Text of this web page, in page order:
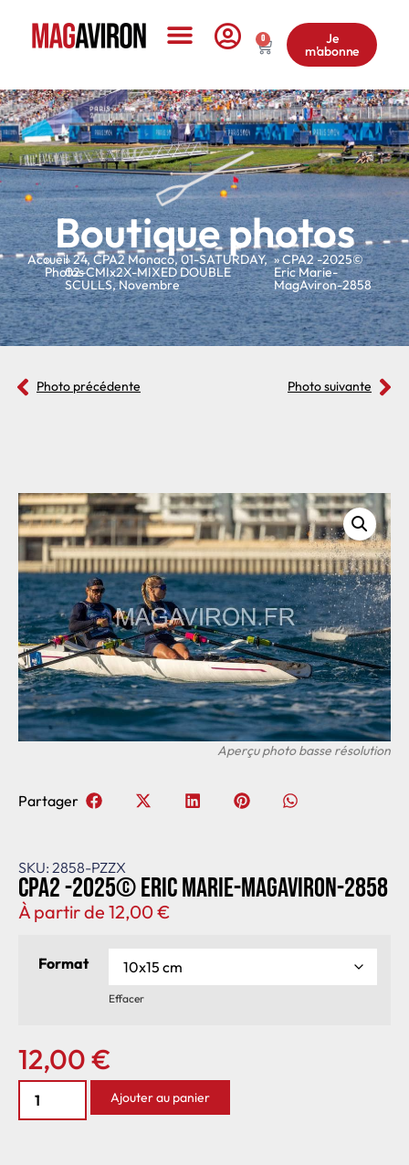
0 Je
m'abonne
Boutique photos
Accueil
»
Photos
»24,CPA2 Monaco,01-SATURDAY,
02-CMIx2X-MIXED DOUBLE
SCULLS,Novembre
» CPA2 -2025©
Eric Marie-
MagAviron-2858
Photo précédente Photo suivante
SKU: 2858-PZZX
CPA2 -2025© Eric Marie-MagAviron-2858
À partir de 12,00€
Format
Effacer
12,00€
Ajouter au panier
Partager